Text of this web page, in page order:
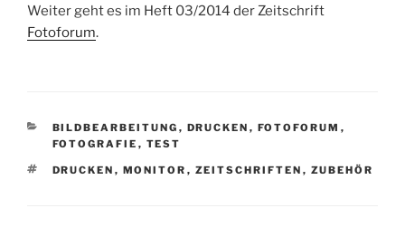
Weiter geht es im Heft 03/2014 der Zeitschrift
Fotoforum.
KATEGORIEN
BILDBEARBEITUNG , DRUCKEN , FOTOFORUM ,
FOTOGRAFIE , TEST
SCHLAGWÖRTER
DRUCKEN , MONITOR , ZEITSCHRIFTEN , ZUBEHÖR